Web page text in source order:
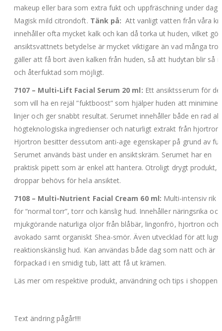
makeup eller bara som extra fukt och uppfräschning under
Magisk mild citrondoft. Tänk på: Att vanligt vatten från våra
innehåller ofta mycket kalk och kan då torka ut huden, vilket
ansiktsvattnets betydelse är mycket viktigare än vad många
gäller att få bort även kalken från huden, så att hudytan blir så
och återfuktad som möjligt.
7107 – Multi-Lift Facial Serum 20 ml: Ett ansiktsserum för
som vill ha en rejäl ”fuktboost” som hjälper huden att
linjer och ger snabbt resultat. Serumet innehåller både en rad
högteknologiska ingredienser och naturligt extrakt från hjortron.
Hjortron besitter dessutom anti-age egenskaper på grund av
Serumet används bäst under en ansiktskräm. Serumet har en
praktisk pipett som är enkel att hantera. Otroligt drygt produkt,
droppar behövs för hela ansiktet.
7108 – Multi-Nutrient Facial Cream 60 ml: Multi-intensiv rik
för “normal torr”, torr och känslig hud. Innehåller näringsrika och
mjukgörande naturliga oljor från blåbär, lingonfrö, hjortron och
avokado samt organiskt Shea-smör. Även utvecklad för att
reaktionskänslig hud. Kan användas både dag som natt och är
förpackad i en smidig tub, lätt att få ut krämen.
Läs mer om respektive produkt, användning och tips i shoppen.
Text ändring pågår!!!!